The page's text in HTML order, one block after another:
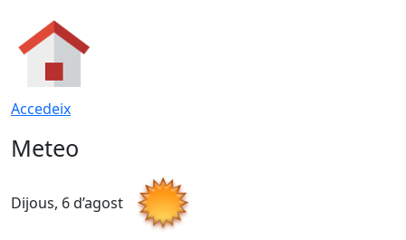
Accedeix
Meteo
Dijous, 6 d’agost